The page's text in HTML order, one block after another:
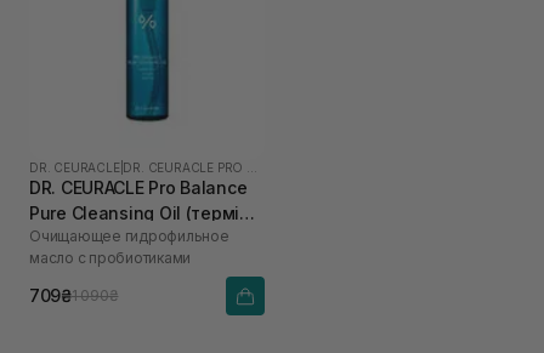
DR. CEURACLE
DR. CEURACLE Pro Balance
Pure Cleansing Oil (термін
до 01.27р.) 155 мл
Очищающее гидрофильное
масло с пробиотиками
709₴1 090₴